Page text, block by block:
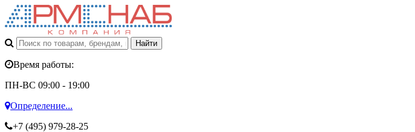
Время работы:
ПН-ВС 09:00 - 19:00
Определение...
+7 (495) 979-28-25